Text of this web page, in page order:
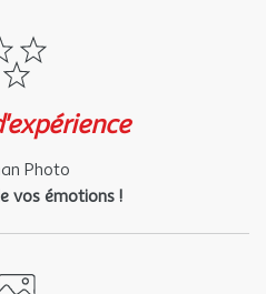
Photo
vos émotions !